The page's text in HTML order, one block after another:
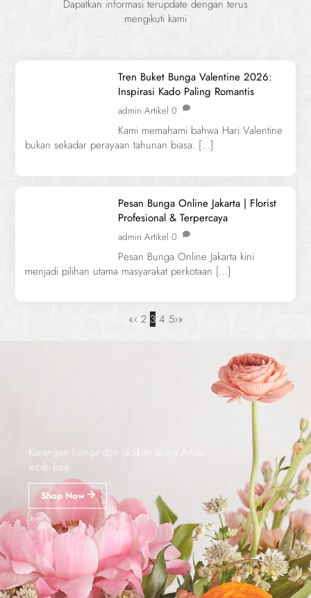
Dapatkan informasi terupdate dengan terus
mengikuti kami
Tren Buket Bunga Valentine 2026:
Inspirasi Kado Paling Romantis
admin Artikel 0
Kami memahami bahwa Hari Valentine
bukan sekadar perayaan tahunan biasa. […]
Pesan Bunga Online Jakarta | Florist
Profesional & Terpercaya
admin Artikel 0
Pesan Bunga Online Jakarta kini
menjadi pilihan utama masyarakat perkotaan […]
«‹ 2 3 4 5›»
Karangan bunga dan jadikan acara Anda
lebih baik.
Shop Now